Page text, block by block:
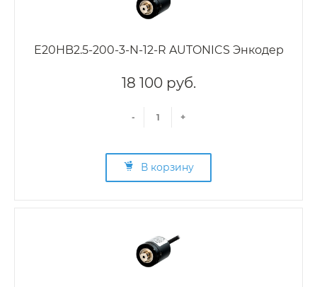
E20HB2.5-200-3-N-12-R AUTONICS Энкодер
18 100 руб.
- +
В корзину